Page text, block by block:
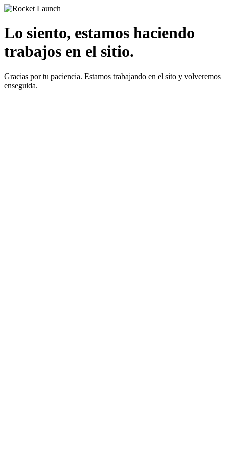
Lo siento, estamos haciendo
trabajos en el sitio.
Gracias por tu paciencia. Estamos trabajando en el sito y volveremos
enseguida.